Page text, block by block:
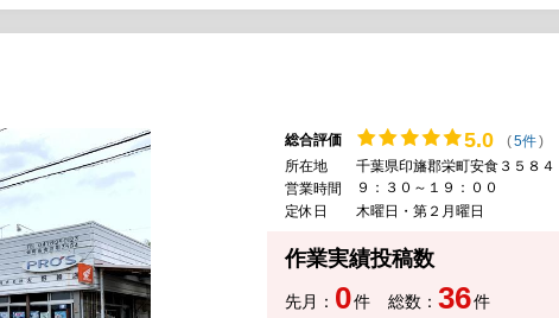
総合評価 5.0 (5件)
所在地
千葉県印旛郡栄町安食３５８４
営業時間
９：３０～１９：００
定休日
木曜日・第２月曜日
作業実績投稿数
先月： 0件 総数： 36件